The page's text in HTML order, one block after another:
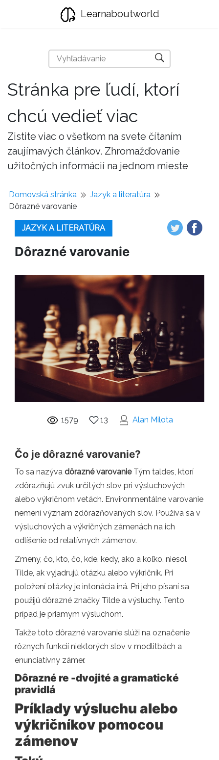
Learnaboutworld
Stránka pre ľudí, ktorí
chcú vedieť viac
Zistite viac o všetkom na svete čítaním
zaujímavých článkov. Zhromažďovanie
užitočných informácií na jednom mieste
Domovská stránka
Jazyk a literatúra
Dôrazné varovanie
JAZYK A LITERATÚRA
Dôrazné varovanie
1579 13 Alan Milota
Čo je dôrazné varovanie?
To sa nazýva dôrazné varovanieTým taldes, ktorí
zdôrazňujú zvuk určitých slov pri výsluchových
alebo výkričnom vetách. Environmentálne varovanie
nemení význam zdôrazňovaných slov. Používa sa v
výsluchových a výkričných zámenách na ich
odlíšenie od relatívnych zámenov.
Zmeny, čo, kto, čo, kde, kedy, ako a koľko, niesol
Tilde, ak vyjadrujú otázku alebo výkričník. Pri
položení otázky je intonácia iná. Pri jeho písaní sa
použijú dôrazné značky Tilde a výsluchy. Tento
prípad je priamym výsluchom.
Takže toto dôrazné varovanie slúži na označenie
rôznych funkcií niektorých slov v modlitbách a
enunciatívny zámer.
Dôrazné re -dvojité a gramatické
pravidlá
Príklady výsluchu alebo
výkričníkov pomocou
zámenov